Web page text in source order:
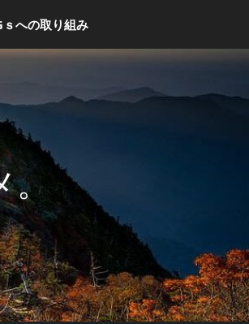
への取り組み
。